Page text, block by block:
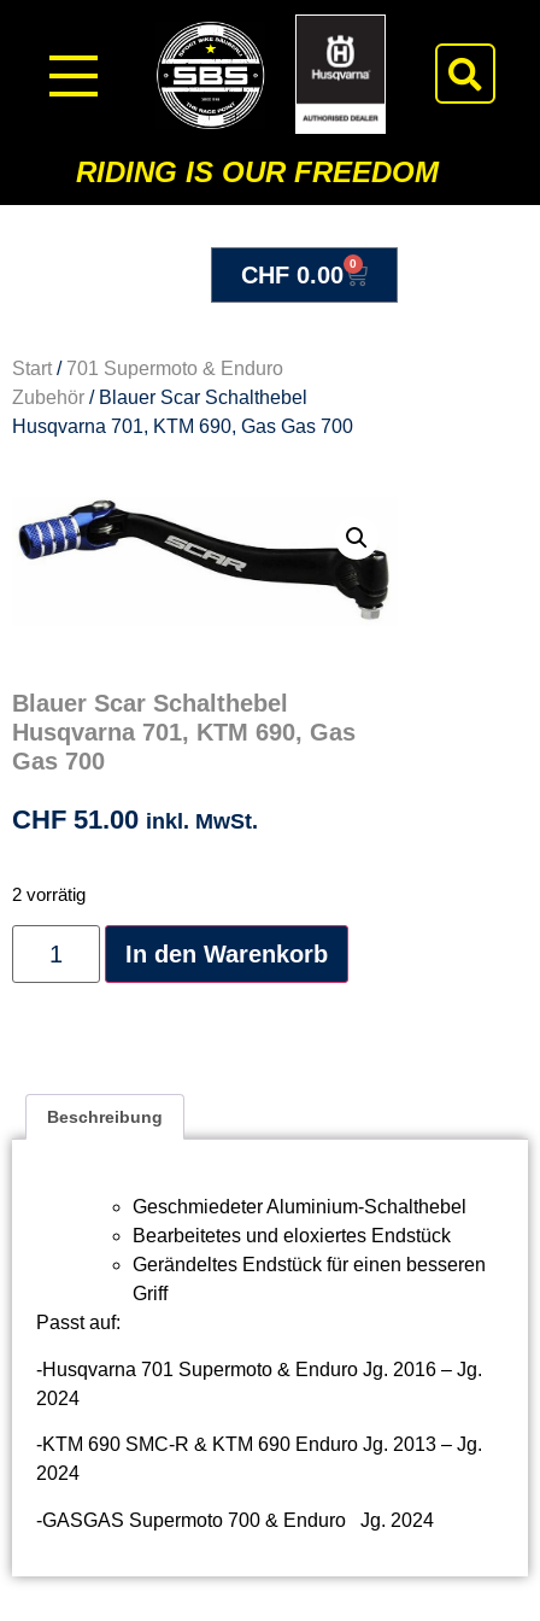
RIDING IS OUR FREEDOM
CHF 0.00 0
Start / 701 Supermoto & Enduro
Zubehör / Blauer Scar Schalthebel
Husqvarna 701, KTM 690, Gas Gas 700
Blauer Scar Schalthebel
Husqvarna 701, KTM 690, Gas
Gas 700
CHF 51.00 inkl. MwSt.
2 vorrätig
In den Warenkorb
Beschreibung
Geschmiedeter Aluminium-Schalthebel
Bearbeitetes und eloxiertes Endstück
Gerändeltes Endstück für einen besseren
Griff
Passt auf:
-Husqvarna 701 Supermoto & Enduro Jg. 2016 – Jg.
2024
-KTM 690 SMC-R & KTM 690 Enduro Jg. 2013 – Jg.
2024
-GASGAS Supermoto 700 & Enduro Jg. 2024